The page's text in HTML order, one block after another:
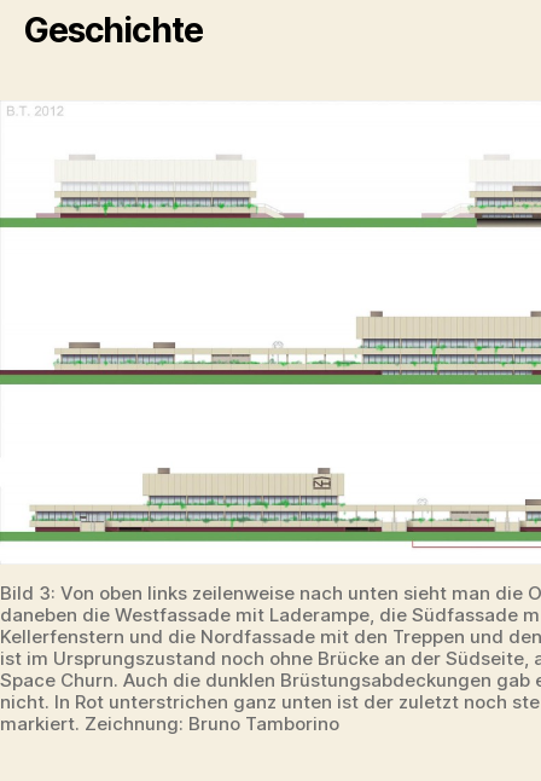
Geschichte
Bild 3: Von oben links zeilenweise nach unten sieht man die
daneben die Westfassade mit Laderampe, die Südfassade
Kellerfenstern und die Nordfassade mit den Treppen und
ist im Ursprungszustand noch ohne Brücke an der Südseite,
Space Churn. Auch die dunklen Brüstungsabdeckungen gab
nicht. In Rot unterstrichen ganz unten ist der zuletzt noch
markiert. Zeichnung: Bruno Tamborino